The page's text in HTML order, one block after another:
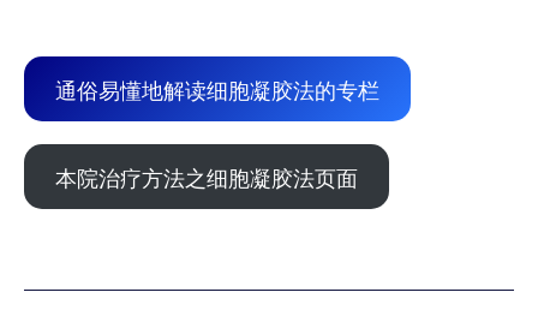
通俗易懂地解读细胞凝胶法的专栏
本院治疗方法之细胞凝胶法页面